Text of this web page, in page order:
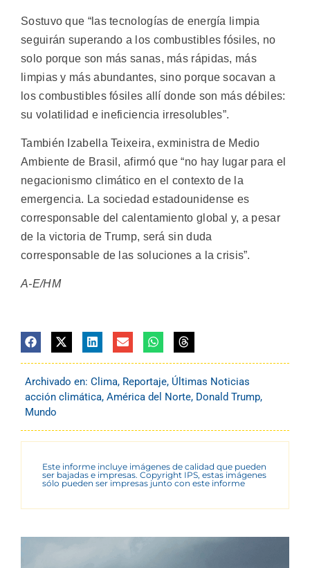
Sostuvo que “las tecnologías de energía limpia
seguirán superando a los combustibles fósiles, no
solo porque son más sanas, más rápidas, más
limpias y más abundantes, sino porque socavan a
los combustibles fósiles allí donde son más débiles:
su volatilidad e ineficiencia irresolubles”.
También Izabella Teixeira, exministra de Medio
Ambiente de Brasil, afirmó que “no hay lugar para el
negacionismo climático en el contexto de la
emergencia. La sociedad estadounidense es
corresponsable del calentamiento global y, a pesar
de la victoria de Trump, será sin duda
corresponsable de las soluciones a la crisis”.
A-E/HM
Archivado en: Clima, Reportaje, Últimas Noticias
acción climática, América del Norte, Donald Trump,
Mundo
Este informe incluye imágenes de calidad que pueden
ser bajadas e impresas. Copyright IPS, estas imágenes
sólo pueden ser impresas junto con este informe